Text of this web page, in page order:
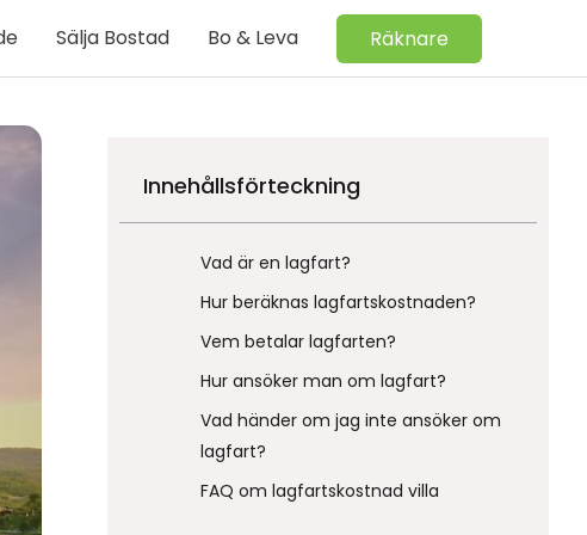
Sälja Bostad Bo & Leva Räknare
Innehållsförteckning
Vad är en lagfart?
Hur beräknas lagfartskostnaden?
Vem betalar lagfarten?
Hur ansöker man om lagfart?
Vad händer om jag inte ansöker om
lagfart?
FAQ om lagfartskostnad villa